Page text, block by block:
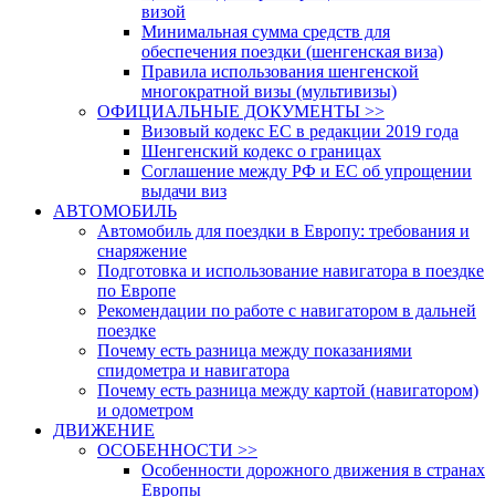
визой
Минимальная сумма средств для
обеспечения поездки (шенгенская виза)
Правила использования шенгенской
многократной визы (мультивизы)
ОФИЦИАЛЬНЫЕ ДОКУМЕНТЫ >>
Визовый кодекс ЕС в редакции 2019 года
Шенгенский кодекс о границах
Соглашение между РФ и ЕС об упрощении
выдачи виз
АВТОМОБИЛЬ
Автомобиль для поездки в Европу: требования и
снаряжение
Подготовка и использование навигатора в поездке
по Европе
Рекомендации по работе с навигатором в дальней
поездке
Почему есть разница между показаниями
спидометра и навигатора
Почему есть разница между картой (навигатором)
и одометром
ДВИЖЕНИЕ
ОСОБЕННОСТИ >>
Особенности дорожного движения в странах
Европы